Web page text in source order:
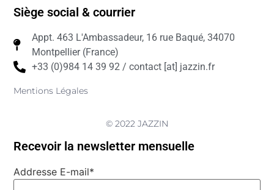
Siège social & courrier
Appt. 463 L'Ambassadeur, 16 rue Baqué, 34070
Montpellier (France)
+33 (0)984 14 39 92 / contact [at] jazzin.fr
Mentions Légales
© 2022 JAZZIN
Recevoir la newsletter mensuelle
Addresse E-mail*